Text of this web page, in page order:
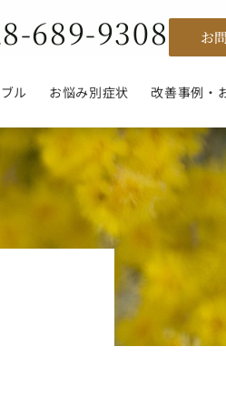
689-9308 お
ル お悩み別症状 改善事例・